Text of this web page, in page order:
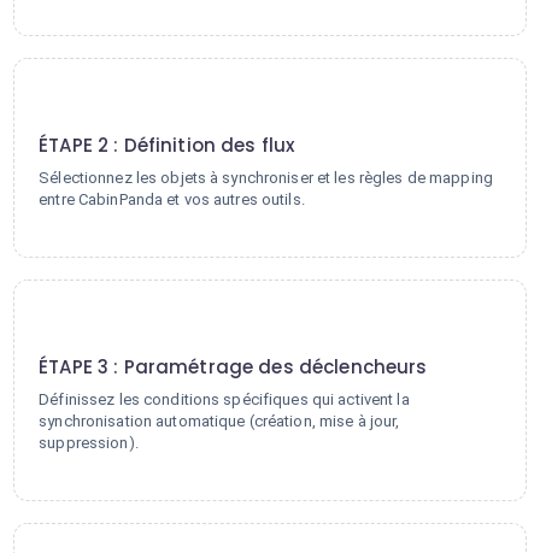
ÉTAPE 2 : Définition des flux
Sélectionnez les objets à synchroniser et les règles de mapping
entre CabinPanda et vos autres outils.
ÉTAPE 3 : Paramétrage des déclencheurs
Définissez les conditions spécifiques qui activent la
synchronisation automatique (création, mise à jour,
suppression).